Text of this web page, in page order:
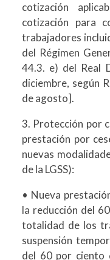
cotización
cotización para
trabajadores
del Régimen
44.3. e) del Real
diciembre, según
de agosto].
3. Protección por
prestación por
nuevas
de la LGSS):
• Nueva
la reducción del
totalidad de los
suspensión
del 60 por ciento